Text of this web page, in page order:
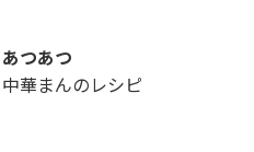
あつあつ
中華まんのレシピ